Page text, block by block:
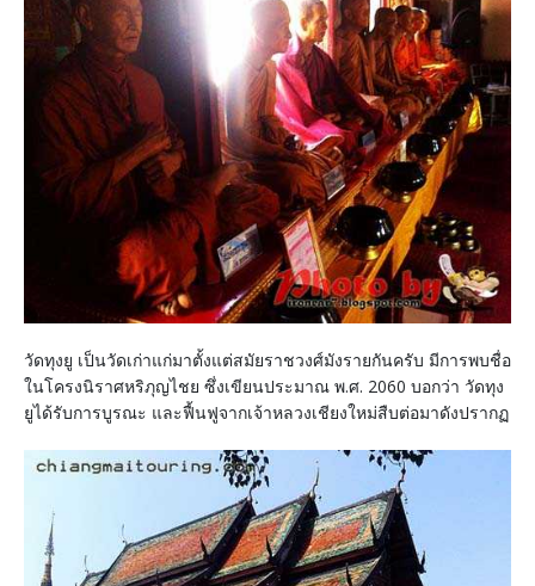
วัดทุงยู เป็นวัดเก่าแก่มาตั้งแต่สมัยราชวงศ์มังรายกันครับ มีการพบชื่อ
ในโครงนิราศหริภุญไชย ซึ่งเขียนประมาณ พ.ศ. 2060 บอกว่า วัดทุง
ยูได้รับการบูรณะ และฟื้นฟูจากเจ้าหลวงเชียงใหม่สืบต่อมาดังปรากฏ